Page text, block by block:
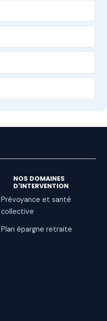
NOS DOMAINES
D'INTERVENTION
Prévoyance et santé
collective
Plan épargne retraite